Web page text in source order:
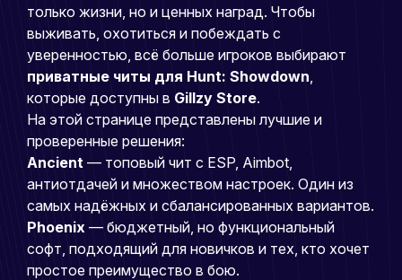
только жизни, но и ценных наград. Чтобы
выживать, охотиться и побеждать с
уверенностью, всё больше игроков выбирают
приватные читы для Hunt: Showdown
которые доступны в Gillzy Store.
На этой странице представлены лучшие и
проверенные решения:
Ancient — топовый чит с ESP, Aimbot,
антиотдачей и множеством настроек. Один из
самых надёжных и сбалансированных вариантов.
Phoenix — бюджетный, но функциональный
софт, подходящий для новичков и тех, кто хочет
простое преимущество в бою.